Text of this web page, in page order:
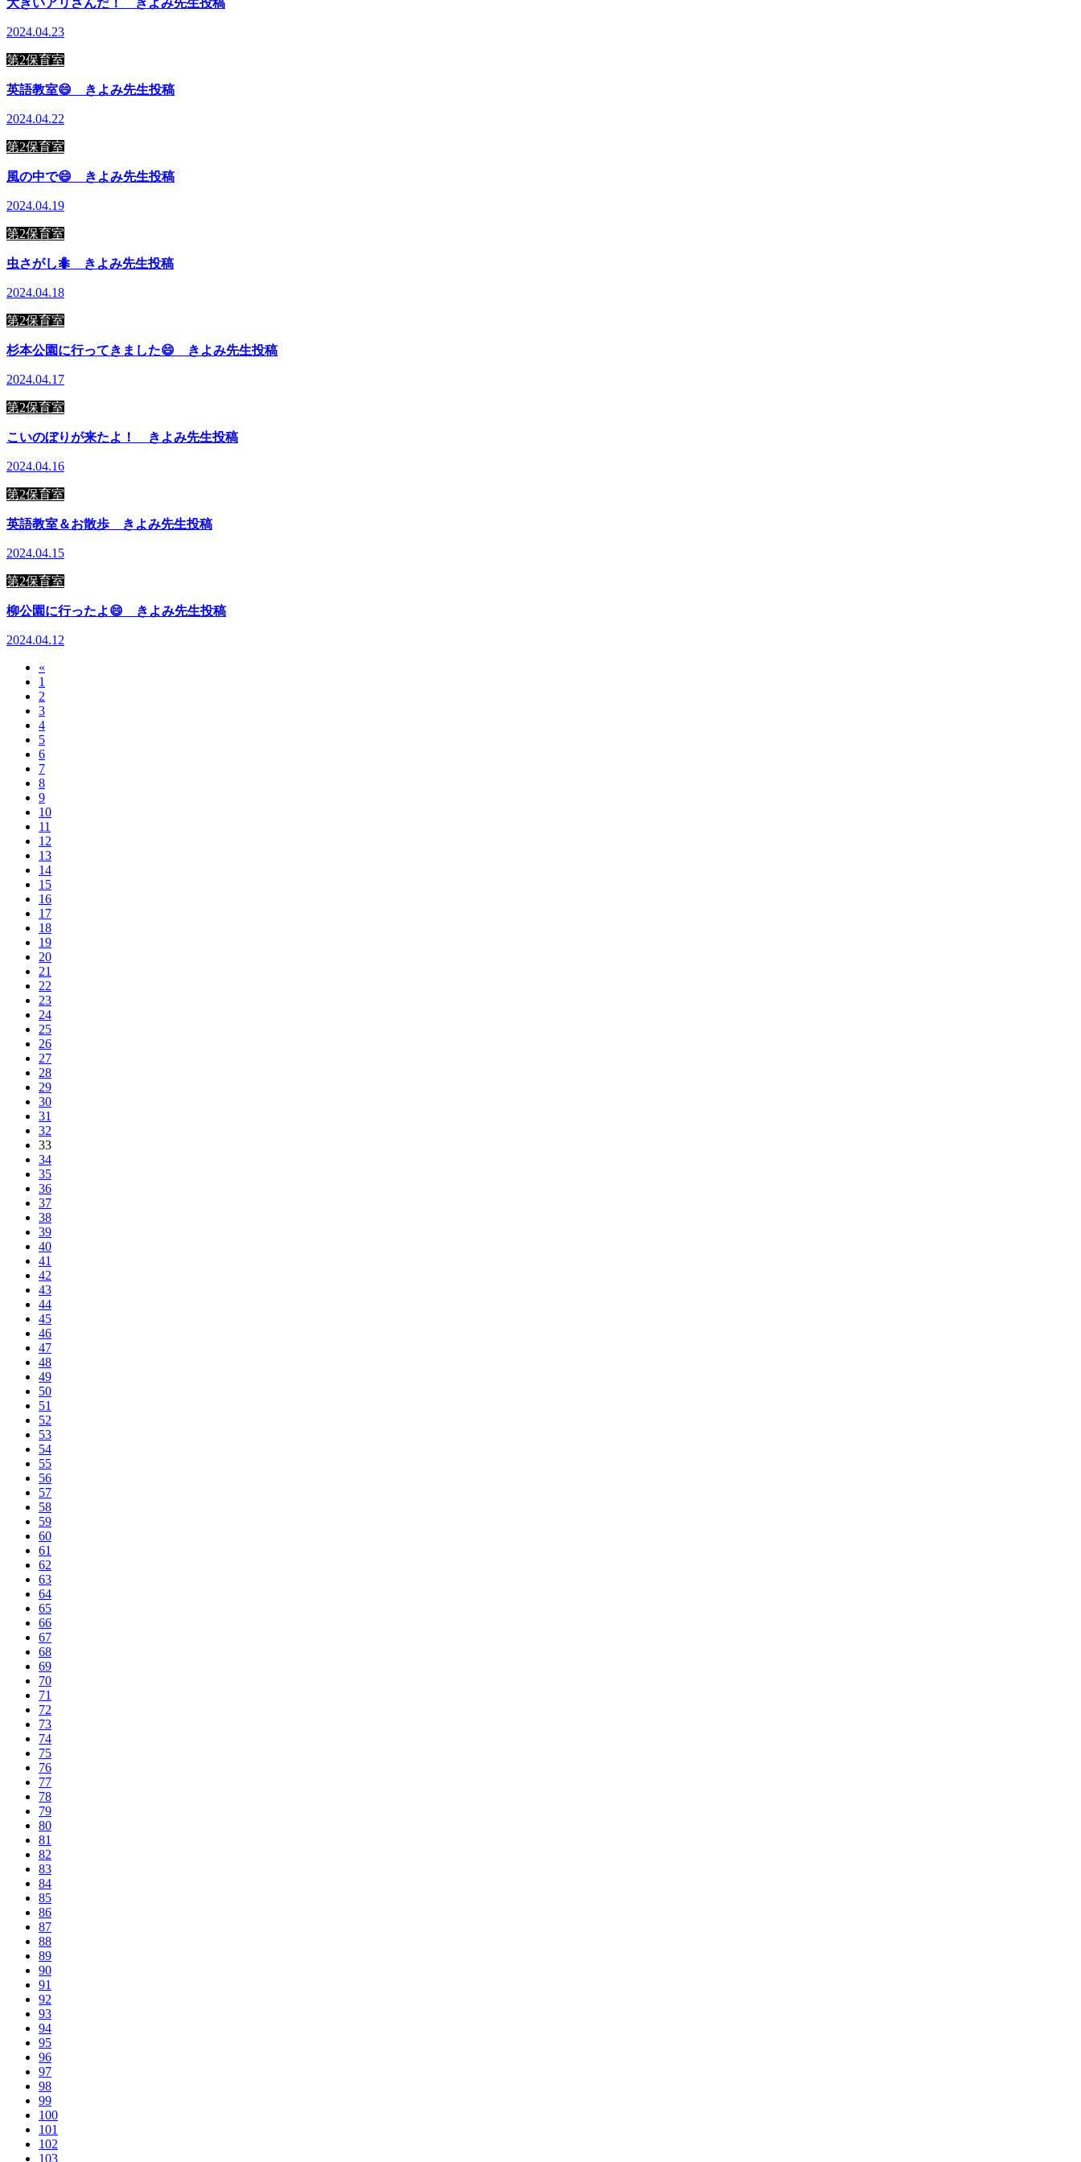
2024.04.23
第2保育室
英語教室😄 きよみ先生投稿
2024.04.22
第2保育室
風の中で😄 きよみ先生投稿
2024.04.19
第2保育室
虫さがし🐜 きよみ先生投稿
2024.04.18
第2保育室
杉本公園に行ってきました😄 きよみ先生投稿
2024.04.17
第2保育室
こいのぼりが来たよ！ きよみ先生投稿
2024.04.16
第2保育室
英語教室＆お散歩 きよみ先生投稿
2024.04.15
第2保育室
柳公園に行ったよ😄 きよみ先生投稿
2024.04.12
«
1
2
3
4
5
6
7
8
9
10
11
12
13
14
15
16
17
18
19
20
21
22
23
24
25
26
27
28
29
30
31
32
33
34
35
36
37
38
39
40
41
42
43
44
45
46
47
48
49
50
51
52
53
54
55
56
57
58
59
60
61
62
63
64
65
66
67
68
69
70
71
72
73
74
75
76
77
78
79
80
81
82
83
84
85
86
87
88
89
90
91
92
93
94
95
96
97
98
99
100
101
102
103